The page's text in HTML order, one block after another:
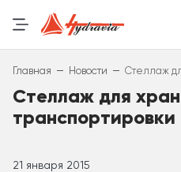
Главная – Новости – Стеллаж
Стеллаж для
21 января 2015